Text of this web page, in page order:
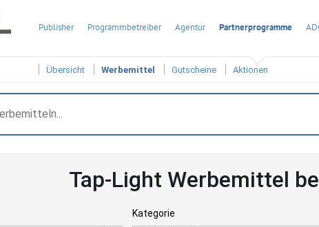
Publisher Programmbetreiber Agentur Partnerprogramme
Übersicht Werbemittel Gutscheine Aktionen
Tap-Light Werbemittel
Kategorie